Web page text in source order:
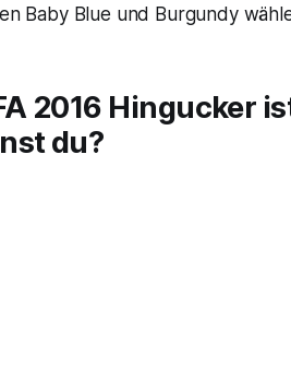
Baby Blue und Burgundy
2016 Hingucker
du?